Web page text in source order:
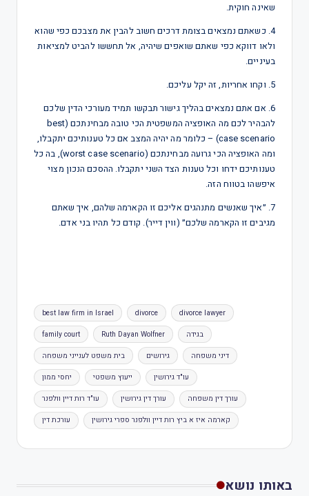
שאינה חוקית.
4. כשאתם נמצאים בצומת דרכים חשוב להבין את מצבכם כפי שהוא
ולאו דווקא כפי שאתם שואפים שיהיה, אל תחששו להביט למציאות
בעיניים.
5. וקחו אחריות, זה יקל עליכם.
6. אם אתם נמצאים בהליך גישור תבקשו תמיד מעורכי הדין שלכם
להבהיר לכם מה האופציה המשפטית הכי טובה מבחינתכם (best
case scenario) – כלומר מה יהיה המצב אם כל טענותיכם יתקבלו,
ומה האופציה הכי גרועה מבחינתכם (worst case scenario), בה כל
טענותיכם ידחו וכל טענות הצד השני יתקבלו. ההסכם הנכון מצוי
איפשהו בטווח הזה.
7. ״איך שאנשים מתנהגים אליכם זו הקארמה שלהם, איך שאתם
מגיבים זו הקארמה שלכם״ (ווין דייר). קודם כל תהיו בני אדם.
best law firm in Israel divorce divorce lawyer
family court Ruth Dayan Wolfner בגידה
בית משפט לענייני משפחה גירושים דיני משפחה
יחסי ממון ייעוץ משפטי עו"ד גירושין
עו"ד רות דיין וולפנר עורך דין גירושין עורך דין משפחה
עורכת דין קארמה איז א ביץ רות דיין וולפנר ספרי גירושין
באותו נושא